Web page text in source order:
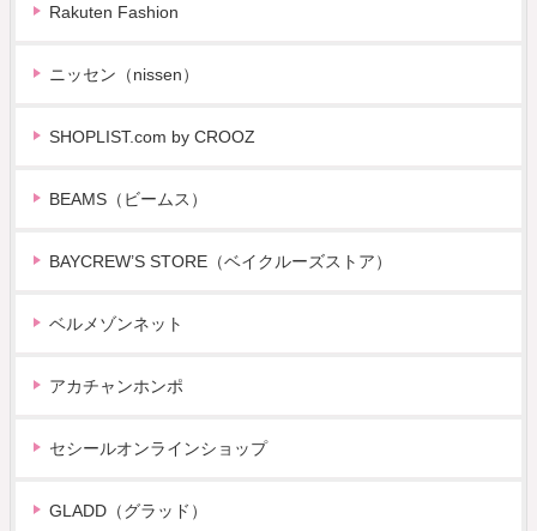
Rakuten Fashion
ニッセン（nissen）
SHOPLIST.com by CROOZ
BEAMS（ビームス）
BAYCREW’S STORE（ベイクルーズストア）
ベルメゾンネット
アカチャンホンポ
セシールオンラインショップ
GLADD（グラッド）